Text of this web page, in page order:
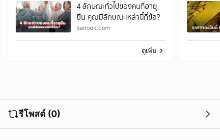
4 ลักษณะทั่วไปของคนที่อายุ
ยืน คุณมีลักษณะเหล่านี้กี่ข้อ?
sanook.com
ดูเพิ่ม
รีโพสต์ (0)